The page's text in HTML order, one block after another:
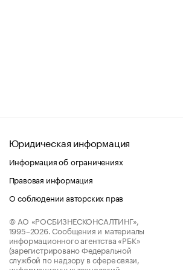
Юридическая информация
Информация об ограничениях
Правовая информация
О соблюдении авторских прав
© АО «РОСБИЗНЕСКОНСАЛТИНГ»,
1995–2026. Сообщения и материалы
информационного агентства «РБК»
(зарегистрировано Федеральной
службой по надзору в сфере связи,